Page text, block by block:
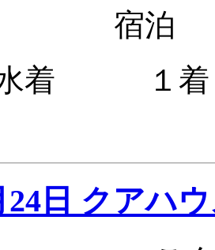
子供
水着 １着
24日 クアハ